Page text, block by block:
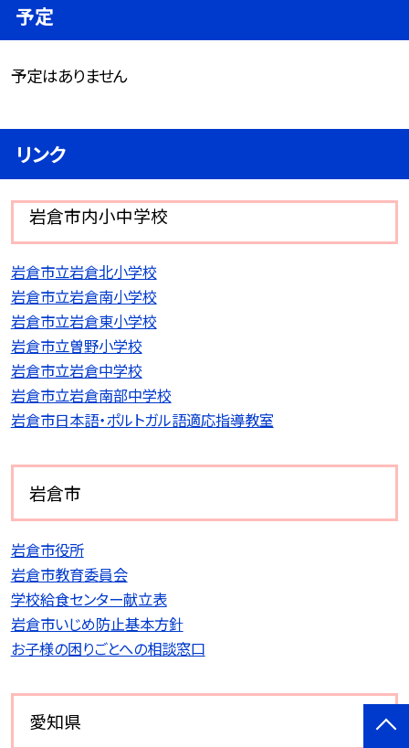
予定
予定はありません
リンク
岩倉市内小中学校
岩倉市立岩倉北小学校
岩倉市立岩倉南小学校
岩倉市立岩倉東小学校
岩倉市立曽野小学校
岩倉市立岩倉中学校
岩倉市立岩倉南部中学校
岩倉市日本語・ポルトガル語適応指導教室
岩倉市
岩倉市役所
岩倉市教育委員会
学校給食センター献立表
岩倉市いじめ防止基本方針
お子様の困りごとへの相談窓口
愛知県